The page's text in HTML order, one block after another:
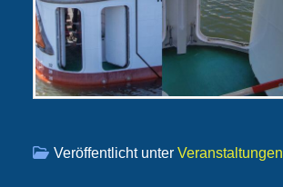
Veröffentlicht unter Veranstaltungen